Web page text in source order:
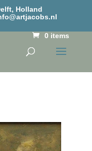
Holland
0 items